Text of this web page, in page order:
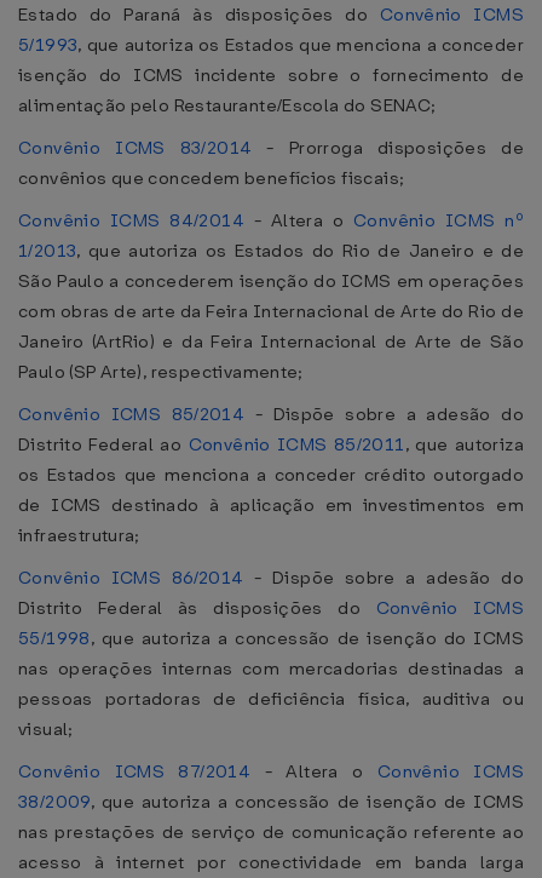
Estado do Paraná às disposições do Convênio ICMS
5/1993, que autoriza os Estados que menciona a conceder
isenção do ICMS incidente sobre o fornecimento de
alimentação pelo Restaurante/Escola do SENAC;
Convênio ICMS 83/2014 - Prorroga disposições de
convênios que concedem benefícios fiscais;
Convênio ICMS 84/2014 - Altera o Convênio ICMS nº
1/2013, que autoriza os Estados do Rio de Janeiro e de
São Paulo a concederem isenção do ICMS em operações
com obras de arte da Feira Internacional de Arte do Rio de
Janeiro (ArtRio) e da Feira Internacional de Arte de São
Paulo (SP Arte), respectivamente;
Convênio ICMS 85/2014 - Dispõe sobre a adesão do
Distrito Federal ao Convênio ICMS 85/2011, que autoriza
os Estados que menciona a conceder crédito outorgado
de ICMS destinado à aplicação em investimentos em
infraestrutura;
Convênio ICMS 86/2014 - Dispõe sobre a adesão do
Distrito Federal às disposições do Convênio ICMS
55/1998, que autoriza a concessão de isenção do ICMS
nas operações internas com mercadorias destinadas a
pessoas portadoras de deficiência física, auditiva ou
visual;
Convênio ICMS 87/2014 - Altera o Convênio ICMS
38/2009, que autoriza a concessão de isenção de ICMS
nas prestações de serviço de comunicação referente ao
acesso à internet por conectividade em banda larga